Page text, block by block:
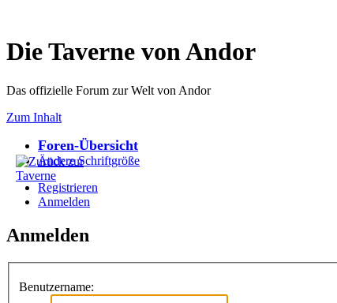
Die Taverne von Andor
Das offizielle Forum zur Welt von Andor
Zum Inhalt
Foren-Übersicht
Ändere Schriftgröße
Registrieren
Anmelden
Anmelden
Benutzername: